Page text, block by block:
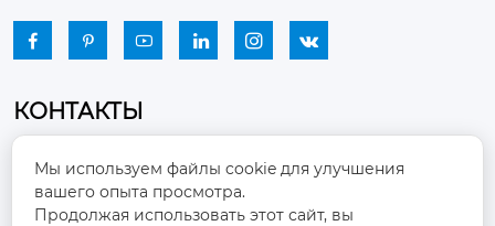
     
КОНТАКТЫ

Промышленный парк, город Наньцзяо,
район Чжоуцунь, город Цзыбо, провинция
Шаньдун
Мы используем файлы cookie для улучшения
вашего опыта просмотра.
Продолжая использовать этот сайт, вы